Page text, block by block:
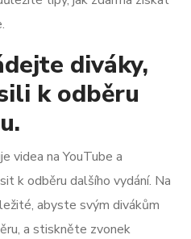
diváky,
k odběru
videa na YouTube a
k odběru dalšího vydání. Na
abyste svým divákům
a stiskněte zvonek